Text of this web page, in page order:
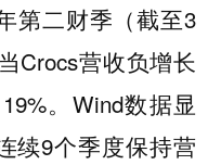
第二财季（截至3
Crocs营收负增长
。Wind数据显
续9个季度保持营